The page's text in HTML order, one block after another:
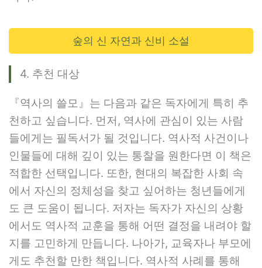
숲의 신 자연과 신비 소설
4. 추천 대상
『역사의 쓸모』는 다음과 같은 독자에게 특히 추
천하고 싶습니다. 먼저, 역사에 관심이 있는 사람
들에게는 필독서가 될 것입니다. 역사적 사건이나
인물들에 대해 깊이 있는 통찰을 원한다면 이 책은
적합한 선택입니다. 또한, 현대의 복잡한 사회 속
에서 자신의 정체성을 찾고 싶어하는 청년들에게
도 큰 도움이 됩니다. 저자는 독자가 자신의 상황
에서도 역사적 교훈을 통해 어떤 결정을 내려야 할
지를 고민하게 만듭니다. 나아가, 교육자나 부모에
게도 추천할 만한 책입니다. 역사적 사례를 통해